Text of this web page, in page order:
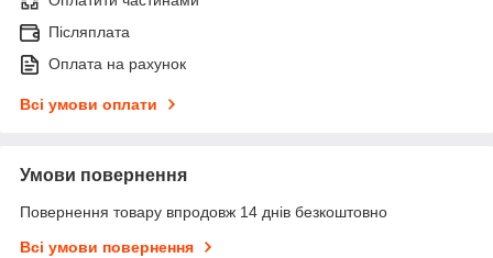
Післяплата
Оплата на рахунок
Всі умови оплати
Умови повернення
Повернення товару впродовж 14 днів безкоштовно
Всі умови повернення